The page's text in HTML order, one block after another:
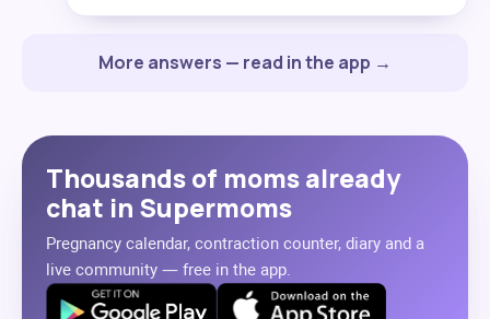
More answers — read in the app →
Thousands of moms already
chat in Supermoms
Pregnancy calendar, contraction counter, diary and a
live community — free in the app.